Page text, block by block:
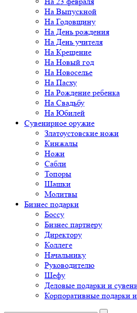
На Выпускной
На Годовщину
На День рождения
На День учителя
На Крещение
На Новый год
На Новоселье
На Пасху
На Рождение ребенка
На Свадьбу
На Юбилей
Сувенирное оружие
Златоустовские ножи
Кинжалы
Ножи
Сабли
Топоры
Шашки
Молитвы
Бизнес подарки
Боссу
Бизнес партнеру
Директору
Коллеге
Начальнику
Руководителю
Шефу
Деловые подарки и
Корпоративные подарки